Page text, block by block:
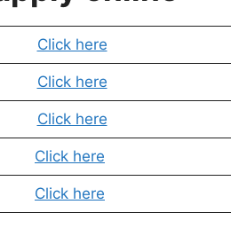
Click here
Click here
Click here
Click here
Click here